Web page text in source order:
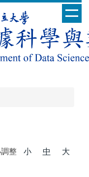
整 小 中 大